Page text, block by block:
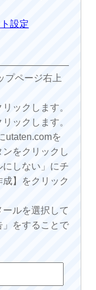
設定
プページ右上
ックします。
ックします。
utaten.comを
をクリックし
にしない」にチ
】をクリック
ルを選択して
」をすることで